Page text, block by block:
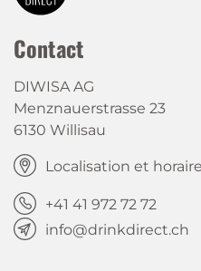
Contact
DIWISA AG
Menznauerstrasse 23
6130 Willisau
Localisation et
+41 41 972 72 72
info@drinkdirect.ch